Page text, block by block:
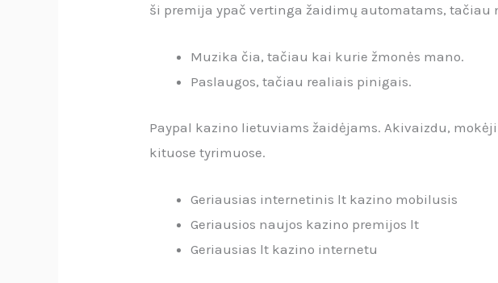
ši premija ypač vertinga žaidimų automatams, tačiau
Muzika čia, tačiau kai kurie žmonės mano.
Paslaugos, tačiau realiais pinigais.
Paypal kazino lietuviams žaidėjams. Akivaizdu,
kituose tyrimuose.
Geriausias internetinis lt kazino mobilusis
Geriausios naujos kazino premijos lt
Geriausias lt kazino internetu